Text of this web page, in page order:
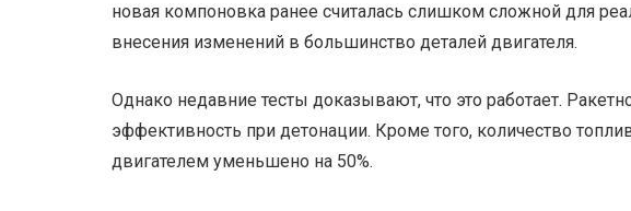
новая компоновка ранее считалась слишком сложной для
внесения изменений в большинство деталей двигателя.
Однако недавние тесты доказывают, что это работает.
эффективность при детонации. Кроме того, количество
двигателем уменьшено на 50%.